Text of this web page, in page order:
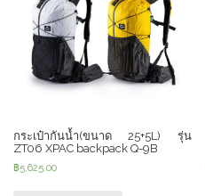
กระเป๋ากันน้ำ(ขนาด 25+5L) รุ่น
ZT06 XPAC backpack Q-9B
฿5,625.00